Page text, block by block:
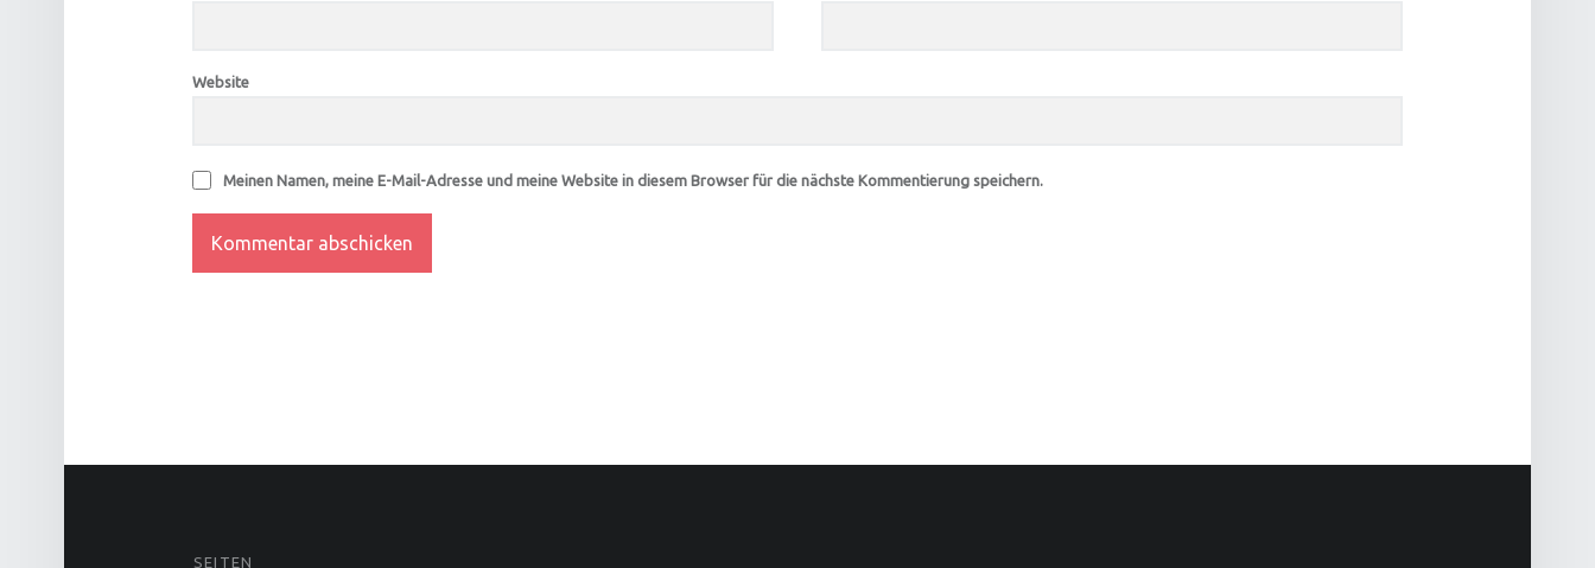
Website
Meinen Namen, meine E-Mail-Adresse und meine Website in diesem Browser für die nächste Kommentierung speichern.
FOOTER SIDEBAR
SEITEN